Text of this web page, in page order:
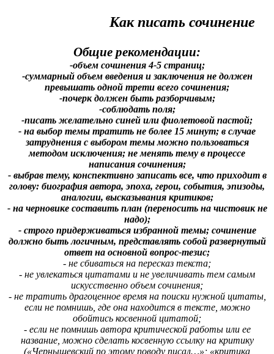
Как писать сочинение
Общие рекомендации:
-объем сочинения 4-5 страниц;
-суммарный объем введения и заключения не должен
превышать одной трети всего сочинения;
-почерк должен быть разборчивым;
-соблюдать поля;
-писать желательно синей или фиолетовой пастой;
- на выбор темы тратить не более 15 минут; в случае
затруднения с выбором темы можно пользоваться
методом исключения; не менять тему в процессе
написания сочинения;
- выбрав тему, конспективно записать все, что приходит в
голову: биография автора, эпоха, герои, события, эпизоды,
аналогии, высказывания критиков;
- на черновике составить план (переносить на чистовик не
надо);
- строго придерживаться избранной темы; сочинение
должно быть логичным, представлять собой развернутый
ответ на основной вопрос-тезис;
- не сбиваться на пересказ текста;
- не увлекаться цитатами и не увеличивать тем самым
искусственно объем сочинения;
- не тратить драгоценное время на поиски нужной цитаты,
если не помнишь, где она находится в тексте, можно
обойтись косвенной цитатой;
- если не помнишь автора критической работы или ее
название, можно сделать косвенную ссылку на критику
(«Чернышевский по этому поводу писал…»; «критика